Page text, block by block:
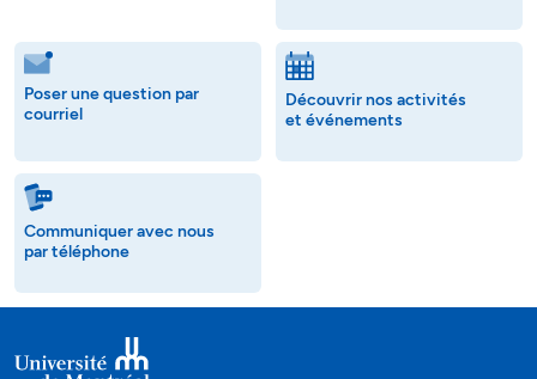
Poser une question par
courriel
Découvrir nos activités
et événements
Communiquer avec nous
par téléphone